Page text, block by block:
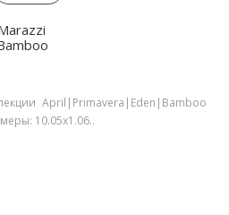
April|Primavera|Eden|Bamboo
10.05х1.06..